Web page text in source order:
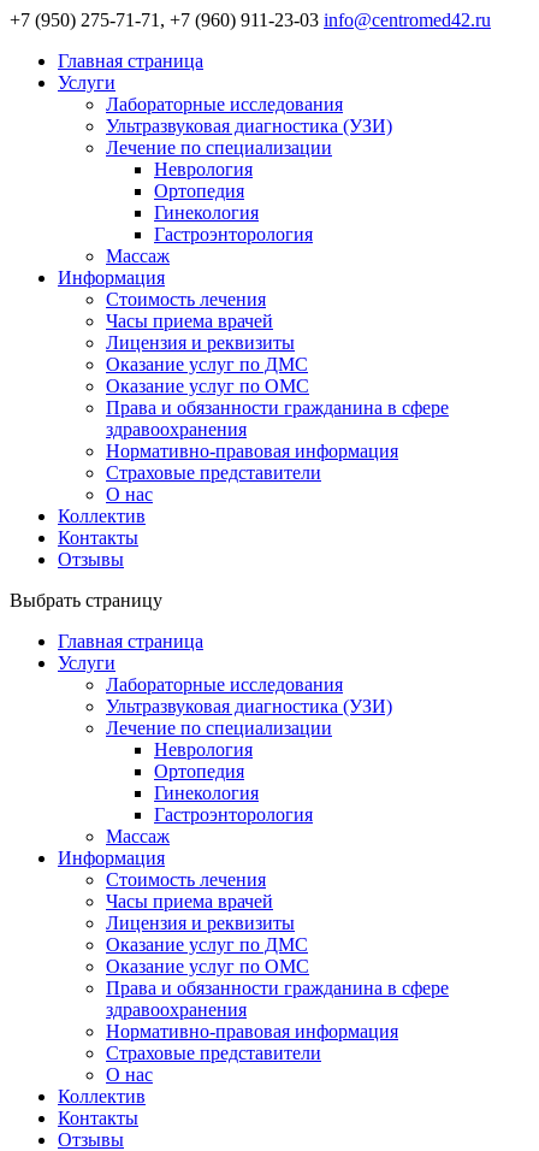
+7 (950) 275-71-71, +7 (960) 911-23-03 info@centromed42.ru
Главная страница
Услуги
Лабораторные исследования
Ультразвуковая диагностика (УЗИ)
Лечение по специализации
Неврология
Ортопедия
Гинекология
Гастроэнторология
Массаж
Информация
Стоимость лечения
Часы приема врачей
Лицензия и реквизиты
Оказание услуг по ДМС
Оказание услуг по ОМС
Права и обязанности гражданина в сфере
здравоохранения
Нормативно-правовая информация
Страховые представители
О нас
Коллектив
Контакты
Отзывы
Выбрать страницу
Главная страница
Услуги
Лабораторные исследования
Ультразвуковая диагностика (УЗИ)
Лечение по специализации
Неврология
Ортопедия
Гинекология
Гастроэнторология
Массаж
Информация
Стоимость лечения
Часы приема врачей
Лицензия и реквизиты
Оказание услуг по ДМС
Оказание услуг по ОМС
Права и обязанности гражданина в сфере
здравоохранения
Нормативно-правовая информация
Страховые представители
О нас
Коллектив
Контакты
Отзывы